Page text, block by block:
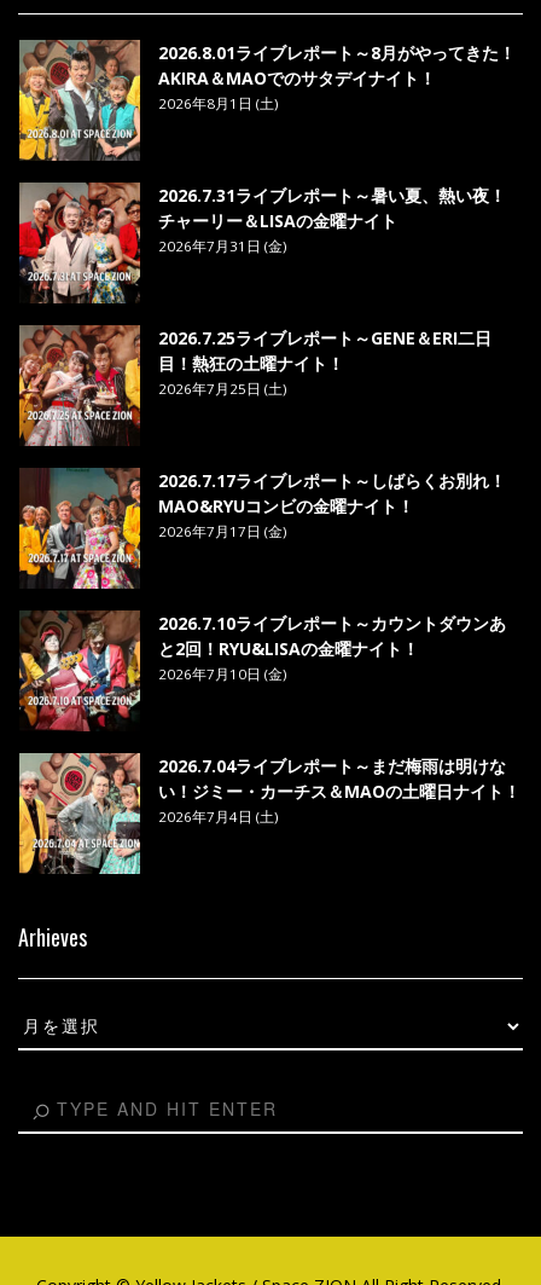
2026.8.01ライブレポート～8月がやってきた！
AKIRA＆MAOでのサタデイナイト！
2026年8月1日 (土)
2026.7.31ライブレポート～暑い夏、熱い夜！
チャーリー＆LISAの金曜ナイト
2026年7月31日 (金)
2026.7.25ライブレポート～GENE＆ERI二日
目！熱狂の土曜ナイト！
2026年7月25日 (土)
2026.7.17ライブレポート～しばらくお別れ！
MAO&RYUコンビの金曜ナイト！
2026年7月17日 (金)
2026.7.10ライブレポート～カウントダウンあ
と2回！RYU&LISAの金曜ナイト！
2026年7月10日 (金)
2026.7.04ライブレポート～まだ梅雨は明けな
い！ジミー・カーチス＆MAOの土曜日ナイト！
2026年7月4日 (土)
Arhieves
Arhieves